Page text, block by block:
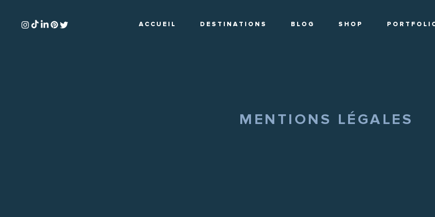
A C C U E I L D E S T I N A T I O N S B L O G S H O P P O R T F O L I
MENTIONS LÉGALES